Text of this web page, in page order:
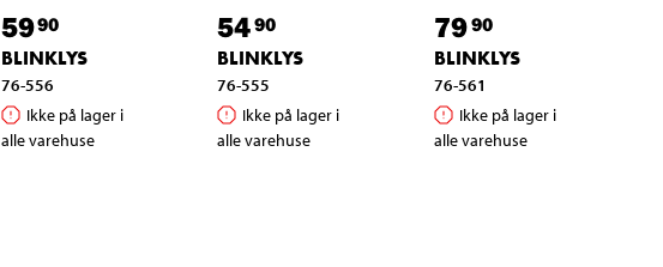
5990
BLINKLYS
76-556
Ikke på lager i
alle varehuse
5490
BLINKLYS
76-555
Ikke på lager i
alle varehuse
7990
BLINKLYS
76-561
Ikke på lager i
alle varehuse